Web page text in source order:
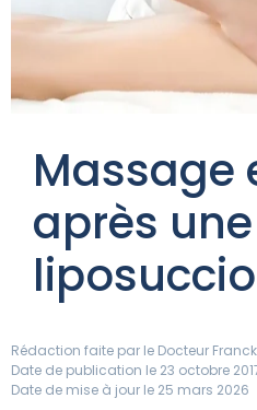
Massage
après une
Rédaction faite par le Docteur
Date de publication le 23 octobre
Date de mise à jour le 25 mars 2026